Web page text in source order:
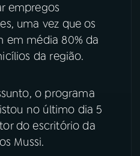
Facebook
empregos
uma vez que os
em média 80% da
da região.
o programa
no último dia 5
do escritório da
Mussi.